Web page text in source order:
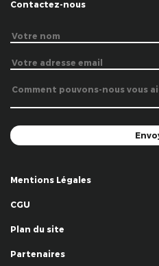
Contactez-nous
Mentions Légales
CGU
Plan du site
Partenaires